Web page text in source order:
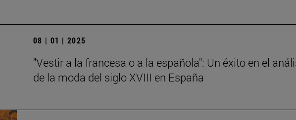
08 | 01 | 2025
"Vestir a la francesa o a la española": Un éxito en el
de la moda del siglo XVIII en España